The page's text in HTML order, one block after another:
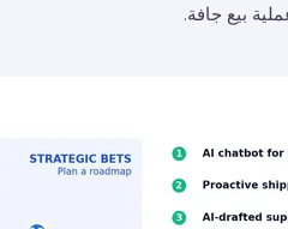
بيع جافة.